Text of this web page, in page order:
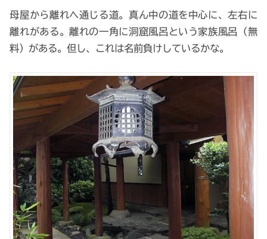
母屋から離れへ通じる道。真ん中の道を中心に、左右に
離れがある。離れの一角に洞窟風呂という家族風呂（無
料）がある。但し、これは名前負けしているかな。